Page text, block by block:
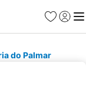
Favoritos
Iniciar
do Palmar